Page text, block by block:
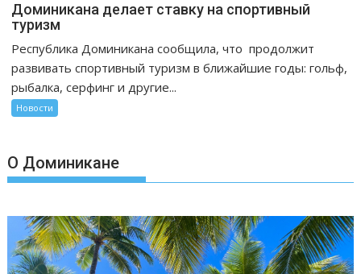
Доминикана делает ставку на спортивный
туризм
Республика Доминикана сообщила, что продолжит
развивать спортивный туризм в ближайшие годы: гольф,
рыбалка, серфинг и другие...
Новости
О Доминикане